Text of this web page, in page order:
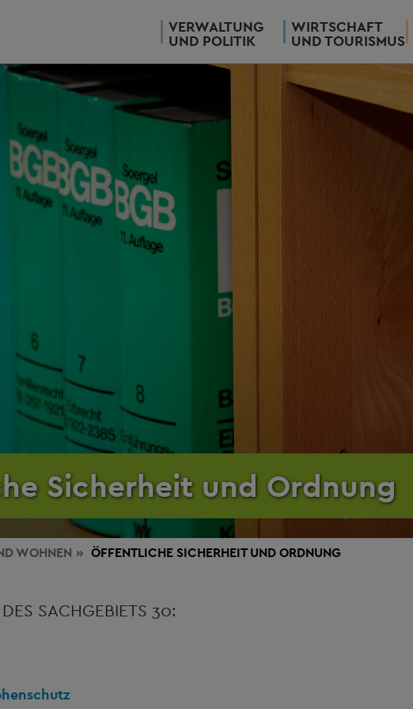
VERWALTUNG
UND POLITIK
WIRTSCHAFT
UND TOURISMUS
Sicherheit und Ordnung
WOHNEN ÖFFENTLICHE SICHERHEIT UND ORDNUNG
SACHGEBIETS 30: